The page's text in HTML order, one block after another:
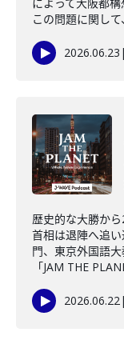
この問題に関し
2026.06.23 |
歴史的な大勝か
首相は退陣へ追
門、東京外国語
「JAM THE
2026.06.22|